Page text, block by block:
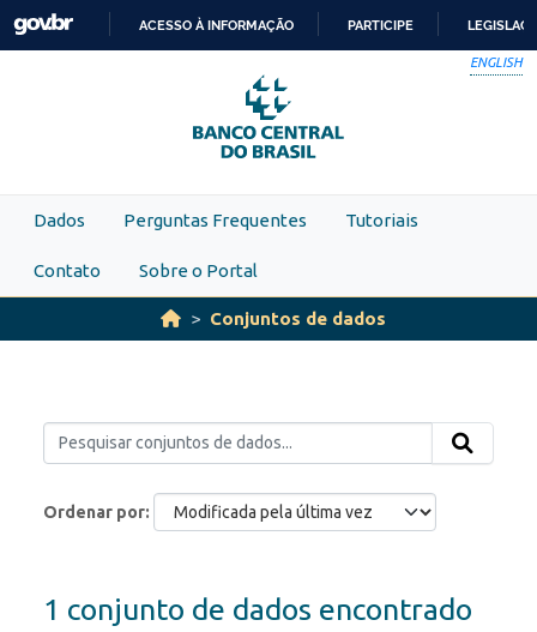
Skip to main content
PARA
O
CONTEÚDO
ACESSO À INFORMAÇÃO PARTICIPE
ENGLISH
Dados Perguntas Frequentes Tutoriais
Contato Sobre o Portal
Conjuntos de dados
Ordenar por
1 conjunto de dados encontrado